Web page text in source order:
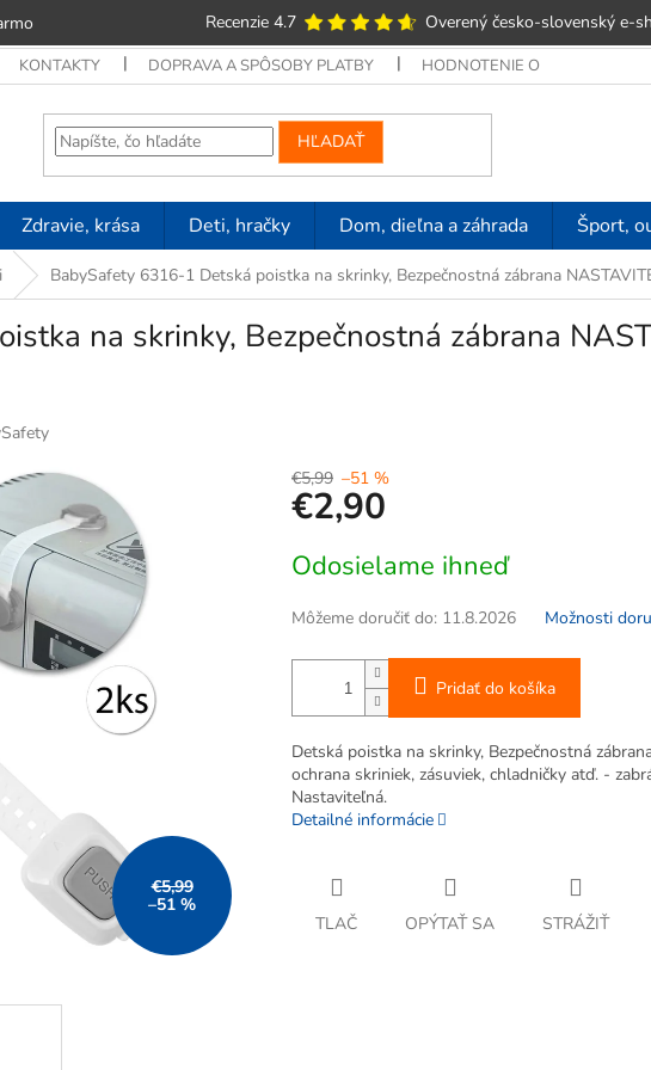
Recenzie 4.7 Overený česko-slovenský
KONTAKTY DOPRAVA A SPÔSOBY PLATBY HODNOTENIE OBCHODU
HĽADAŤ
Zdravie, krása Deti, hračky Dom, dieľna a záhrada Šport,
BabySafety 6316-1 Detská poistka na skrinky, Bezpečnostná zábrana
na skrinky, Bezpečnostná zábrana
€5,99
–51 %
€5,99 –51 %
€2,90
cena:
Odosielame ihneď
Môžeme doručiť do: 11.8.2026 Možnosti
Pridať do košíka
Detská poistka na skrinky, Bezpečnostná
ochrana skriniek, zásuviek, chladničky atď. -
Nastaviteľná.
Detailné informácie
TLAČ OPÝTAŤ SA STRÁŽIŤ